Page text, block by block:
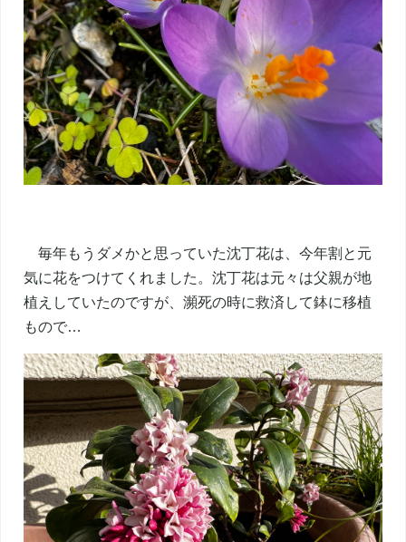
毎年もうダメかと思っていた沈丁花は、今年割と元
気に花をつけてくれました。沈丁花は元々は父親が地
植えしていたのですが、瀕死の時に救済して鉢に移植
もので…